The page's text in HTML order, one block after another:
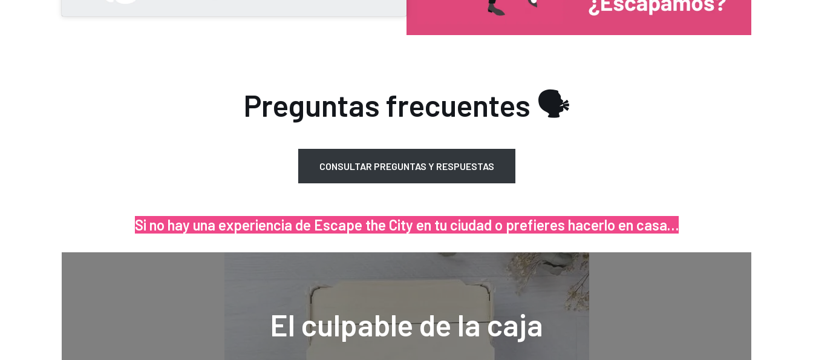
Preguntas frecuentes 🗣
CONSULTAR PREGUNTAS Y RESPUESTAS
Si no hay una experiencia de Escape the City en tu ciudad o prefieres hacerlo en casa…
El culpable de la caja